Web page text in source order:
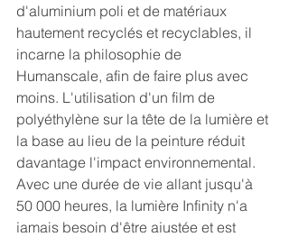
d'aluminium poli et de matériaux
hautement recyclés et recyclables, il
incarne la philosophie de
Humanscale, afin de faire plus avec
moins. L'utilisation d'un film de
polyéthylène sur la tête de la lumière et
la base au lieu de la peinture réduit
davantage l'impact environnemental.
Avec une durée de vie allant jusqu'à
50 000 heures, la lumière Infinity n'a
jamais besoin d'être ajustée et est